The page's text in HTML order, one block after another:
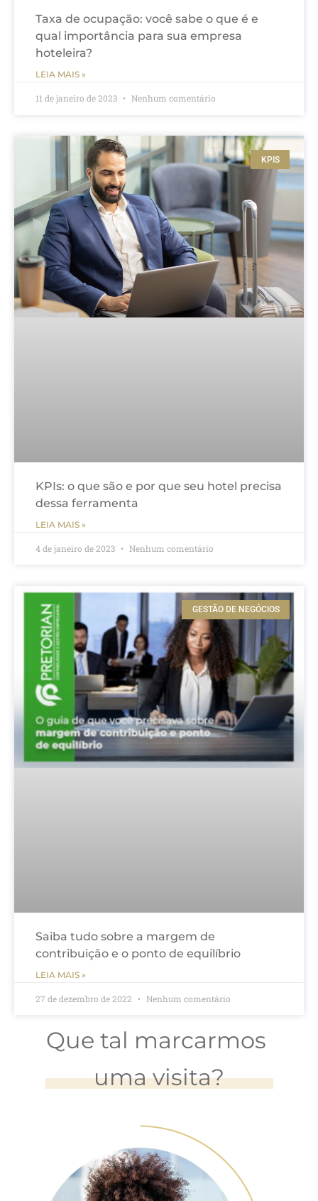
Taxa de ocupação: você sabe o que é e
qual importância para sua empresa
hoteleira?
LEIA MAIS »
11 de janeiro de 2023 Nenhum comentário
KPIS
KPIs: o que são e por que seu hotel precisa
dessa ferramenta
LEIA MAIS »
4 de janeiro de 2023 Nenhum comentário
GESTÃO DE NEGÓCIOS
Saiba tudo sobre a margem de
contribuição e o ponto de equilíbrio
LEIA MAIS »
27 de dezembro de 2022 Nenhum comentário
Que tal marcarmos
uma visita?